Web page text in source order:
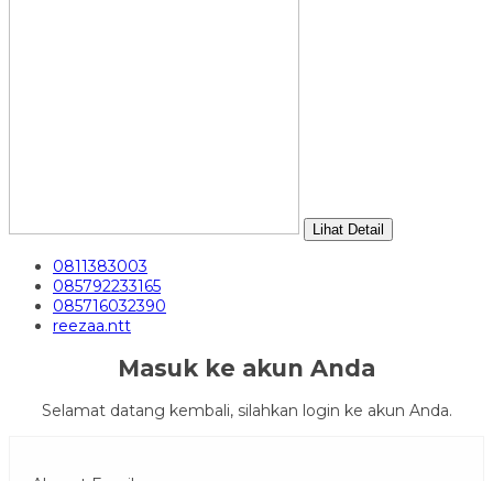
Lihat Detail
0811383003
085792233165
085716032390
reezaa.ntt
Masuk ke akun Anda
Selamat datang kembali, silahkan login ke akun Anda.